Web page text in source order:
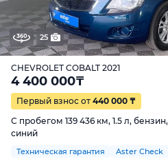
25
CHEVROLET COBALT 2021
4 400 000₸
Первый взнос от 440 000 ₸
С пробегом 139 436 км, 1.5 л,
синий
Техническая гарантия Aster Check